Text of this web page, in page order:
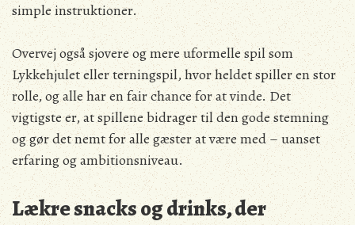
simple instruktioner.
Overvej også sjovere og mere uformelle spil som
Lykkehjulet eller terningspil, hvor heldet spiller en stor
rolle, og alle har en fair chance for at vinde. Det
vigtigste er, at spillene bidrager til den gode stemning
og gør det nemt for alle gæster at være med – uanset
erfaring og ambitionsniveau.
Lækre snacks og drinks, der